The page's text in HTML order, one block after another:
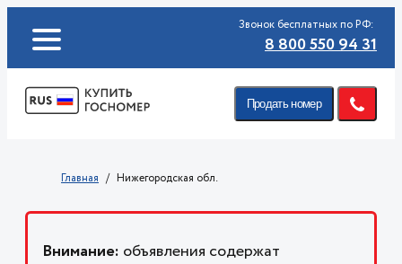
Звонок бесплатных по РФ:
8 800 550 94 31
Продать номер
Главная Нижегородская обл.
Внимание: объявления содержат